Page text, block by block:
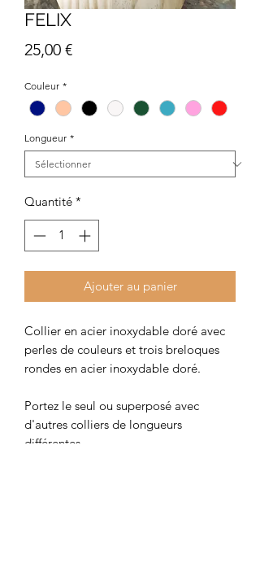
FELIX
25,00 €Prix
Couleur *
Longueur *
Quantité *
Ajouter au panier
Collier en acier inoxydable doré avec
perles de couleurs et trois breloques
rondes en acier inoxydable doré.
Portez le seul ou superposé avec
d'autres colliers de longueurs
différentes.